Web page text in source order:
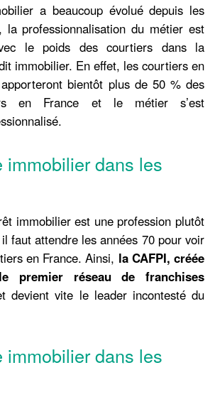
a beaucoup évolué depuis les
la professionnalisation du métier est
le poids des courtiers dans la
immobilier. En effet, les courtiers en
bientôt plus de 50 % des
en France et le métier s’est
immobilier dans les
immobilier est une profession plutôt
faut attendre les années 70 pour voir
en France. Ainsi, la CAFPI, créée
premier réseau de franchises
devient vite le leader incontesté du
immobilier dans les